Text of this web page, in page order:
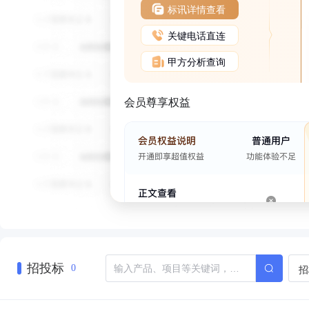
标讯详情查看
关键电话直连
甲方分析查询
会员尊享权益
招投标 0